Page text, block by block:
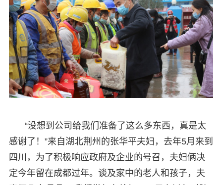
“没想到公司给我们准备了这么多东西，真是太
感谢了！”来自湖北荆州的张华平夫妇，去年5月来到
四川，为了积极响应政府及企业的号召，夫妇俩决
定今年留在成都过年。谈及家中的老人和孩子，夫